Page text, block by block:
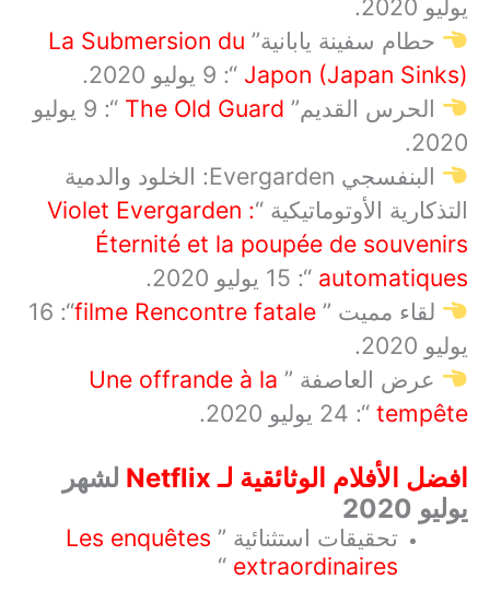
يوليو 2020.
حطام سفينة يابانية”La Submersion du
Japon (Japan Sinks) “: 9 يوليو 2020.
الحرس القديم”The Old Guard
“: 9 يوليو
2020.
البنفسجيEvergarden: الخلود والدمية
التذكارية الأوتوماتيكية “ Violet Evergarden :
Éternité et la poupée de souvenirs
automatiques “: 15 يوليو 2020.
لقاء مميت ”Rencontre fatale
filme
“: 16
يوليو 2020.
عرض العاصفة ”Une offrande à la
tempête “: 24 يوليو 2020.
افضل الأفلام الوثائقية لـNetflix لشهر
يوليو 2020
تحقيقات استثنائية ”Les enquêtes
extraordinaires
“